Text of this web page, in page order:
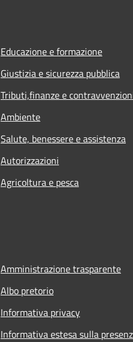
Educazione e formazione
Giustizia e sicurezza pubblica
Tributi,finanze e
Ambiente
Salute, benessere e assistenza
Autorizzazioni
Agricoltura e pesca
Amministrazione trasparente
Albo pretorio
Informativa privacy
Informativa estesa sulla